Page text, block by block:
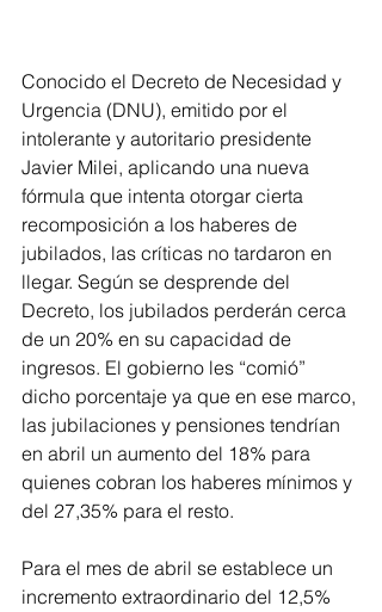
Conocido el Decreto de Necesidad y
Urgencia (DNU), emitido por el
intolerante y autoritario presidente
Javier Milei, aplicando una nueva
fórmula que intenta otorgar cierta
recomposición a los haberes de
jubilados, las críticas no tardaron en
llegar. Según se desprende del
Decreto, los jubilados perderán cerca
de un 20% en su capacidad de
ingresos. El gobierno les “comió”
dicho porcentaje ya que en ese marco,
las jubilaciones y pensiones tendrían
en abril un aumento del 18% para
quienes cobran los haberes mínimos y
del 27,35% para el resto.
Para el mes de abril se establece un
incremento extraordinario del 12,5%